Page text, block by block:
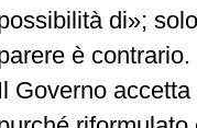
di»;
è contrario.
Il Governo